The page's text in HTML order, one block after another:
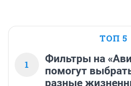
ТОП 5
1
Фильтры на
помогут
разные